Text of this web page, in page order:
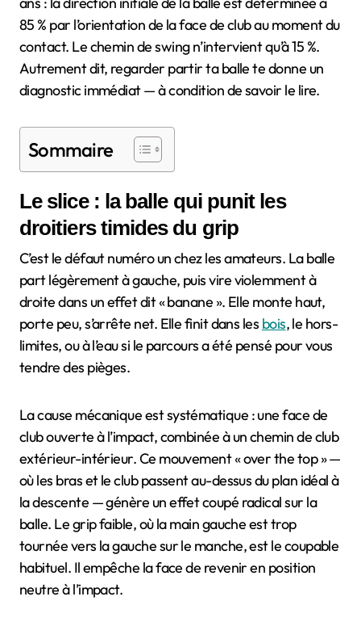
85 % par l’orientation de la face de club au moment du
contact. Le chemin de swing n’intervient qu’à 15 %.
Autrement dit, regarder partir ta balle te donne un
diagnostic immédiat — à condition de savoir le lire.
Sommaire
Le slice : la balle qui punit les
droitiers timides du grip
C’est le défaut numéro un chez les amateurs. La balle
part légèrement à gauche, puis vire violemment à
droite dans un effet dit « banane ». Elle monte haut,
porte peu, s’arrête net. Elle finit dans les bois, le hors-
limites, ou à l’eau si le parcours a été pensé pour vous
tendre des pièges.
La cause mécanique est systématique : une face de
club ouverte à l’impact, combinée à un chemin de club
extérieur-intérieur. Ce mouvement « over the top » —
où les bras et le club passent au-dessus du plan idéal à
la descente — génère un effet coupé radical sur la
balle. Le grip faible, où la main gauche est trop
tournée vers la gauche sur le manche, est le coupable
habituel. Il empêche la face de revenir en position
neutre à l’impact.